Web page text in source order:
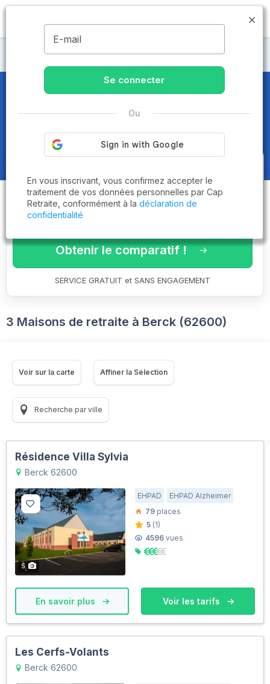
MENU
Maisons de retraite Pas-de-Calais
Maisons de retraite et EHPAD
Berck (62600)
Obtenez le
comparatif des
établissementsadaptés à vos
critères en 3 minutes !
Obtenir le comparatif !
SERVICE GRATUIT et SANS ENGAGEMENT
3 Maisons de retraite à Berck (62600)
Voir sur la carte Affiner la Sélection
Recherche par ville
Résidence Villa Sylvia
Berck 62600
5
EHPAD
EHPAD Alzheimer
79 places
5 (1)
4596 vues
En savoir plus Voir les tarifs
Les Cerfs-Volants
Berck 62600
E-mail
Se connecter
Ou
En vous inscrivant, vous confirmez accepter le
traitement de vos données personnelles par Cap
Retraite, conformément à la déclaration de
confidentialité